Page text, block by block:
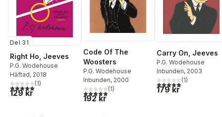
Del 31
Right Ho, Jeeves
P.G. Wodehouse
Häftad, 2018
5,0utav 5 stjärnor. Totalt antal röster:
(1)
129 kr
Code Of The
Woosters
P.G. Wodehouse
Inbunden, 2000
5,0utav 5 stjärnor. Totalt antal röster:
(1)
192 kr
Carry On, Jeeves
P.G. Wodehouse
Inbunden, 2003
5,0utav 5 stjärnor.
(1)
179 kr